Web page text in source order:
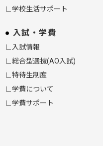
∟学校生活サポート
入試・学費
∟入試情報
∟総合型選抜(AO入試)
∟特待生制度
∟学費について
∟学費サポート